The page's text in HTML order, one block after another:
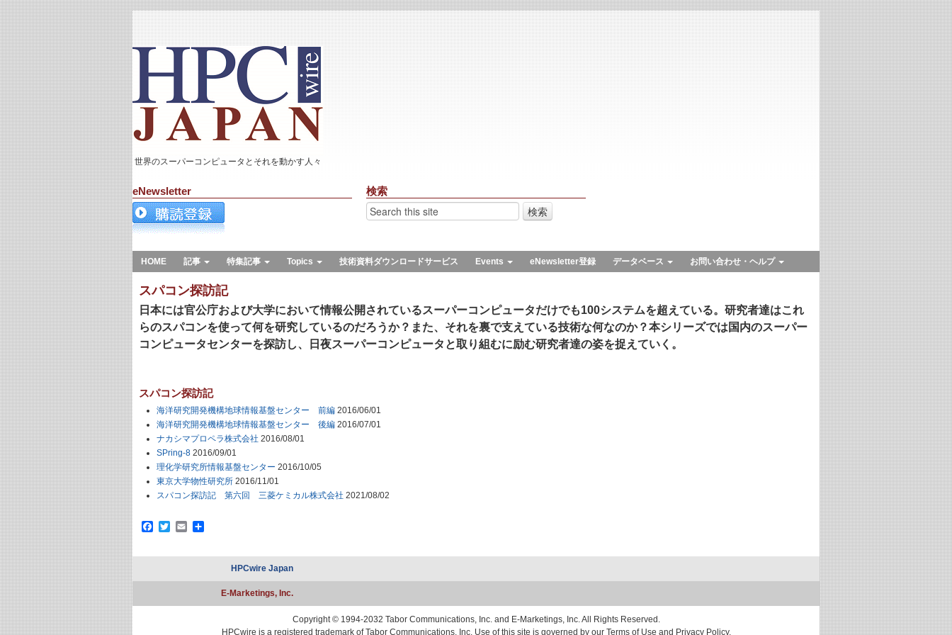
世界のスーパーコンピュータとそれを動かす人々
eNewsletter 検索
HOME 記事 特集記事 Topics 技術資料ダウンロードサービス Events eNewsletter登録 データベース お問い合わせ・ヘルプ
スパコン探訪記
日本には官公庁および大学において情報公開されているスーパーコンピュータだけでも100システムを超えている。研究者達はこれ
らのスパコンを使って何を研究しているのだろうか？また、それを裏で支えている技術な何なのか？本シリーズでは国内のスーパー
コンピュータセンターを探訪し、日夜スーパーコンピュータと取り組むに励む研究者達の姿を捉えていく。
スパコン探訪記
海洋研究開発機構地球情報基盤センター 前編2016/06/01
海洋研究開発機構地球情報基盤センター 後編2016/07/01
ナカシマプロペラ株式会社 2016/08/01
SPring-82016/09/01
理化学研究所情報基盤センター 2016/10/05
東京大学物性研究所2016/11/01
スパコン探訪記 第六回 三菱ケミカル株式会社 2021/08/02
Facebook
TwitterEmail
共
HPCwire Japan
E-Marketings, Inc.
Copyright © 1994-2032 Tabor Communications, Inc. and E-Marketings, Inc. All Rights Reserved.
HPCwire is a registered trademark of Tabor Communications, Inc. Use of this site is governed by our Terms of Use and Privacy Policy.